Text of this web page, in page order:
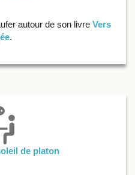
autour de son livre Vers
.
de platon